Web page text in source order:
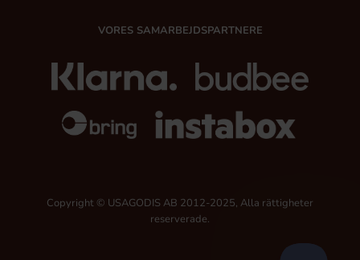
VORES SAMARBEJDSPARTNERE
Copyright © USAGODIS AB 2012-2025, Alla rättigheter
reserverade.